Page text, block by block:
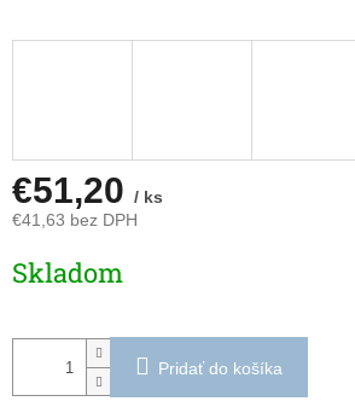
€51,20 / ks
€41,63 bez DPH
cena:
Skladom
Pridať do košíka